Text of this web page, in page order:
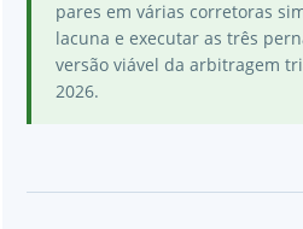
pares em várias corretoras
lacuna e executar as três
versão viável da arbitragem
2026.